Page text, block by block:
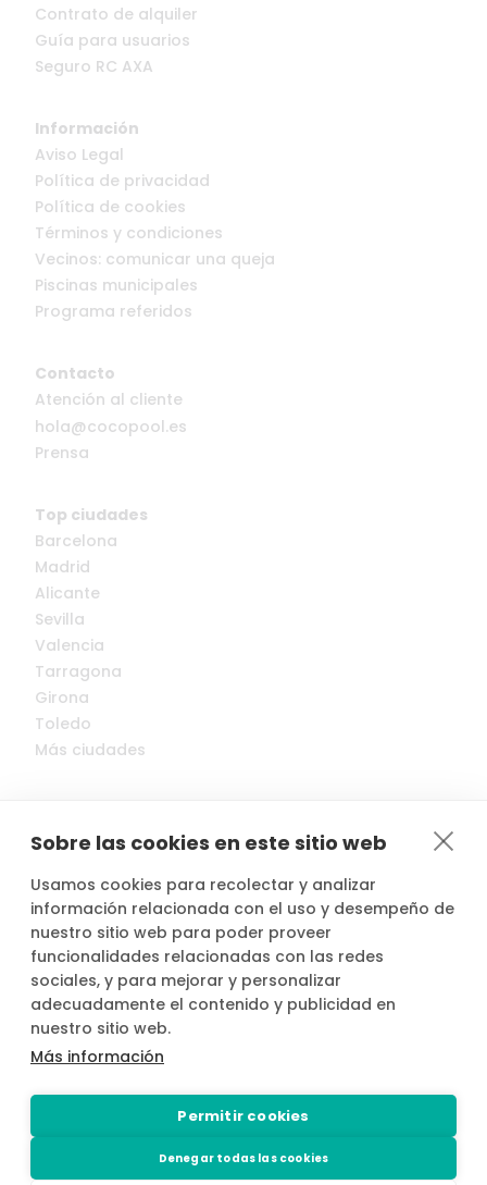
Sobre las cookies en este sitio web
Usamos cookies para recolectar y analizar
información relacionada con el uso y desempeño de
nuestro sitio web para poder proveer
funcionalidades relacionadas con las redes
sociales, y para mejorar y personalizar
adecuadamente el contenido y publicidad en
nuestro sitio web.
Más información
Permitir cookies
Denegar todas las cookies
© 2022-2026 Cocopool, Inc. All rights reserved.
 Anfitriones asegurados*
Contrato de alquiler
Guía para usuarios
Seguro RC AXA
Información
Aviso Legal
Política de privacidad
Política de cookies
Términos y condiciones
Vecinos: comunicar una queja
Piscinas municipales
Programa referidos
Contacto
Atención al cliente
hola@cocopool.es
Prensa
Top ciudades
Barcelona
Madrid
Alicante
Sevilla
Valencia
Tarragona
Girona
Toledo
Más ciudades
propietario, contratado por PLACE4PLAN, S.L. con AXA SEGUROS
GENERALES, S.A. de Seguros y Reaseguros, siempre que conste